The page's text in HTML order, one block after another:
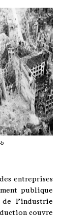
entreprises
publique
l’industrie
couvre